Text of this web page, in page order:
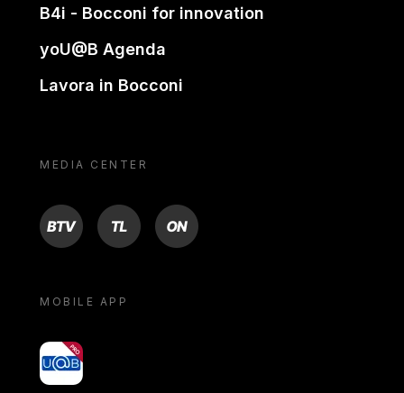
B4i - Bocconi for innovation
yoU@B Agenda
Lavora in Bocconi
MEDIA CENTER
BTV TL ON
MOBILE APP
yoU@B